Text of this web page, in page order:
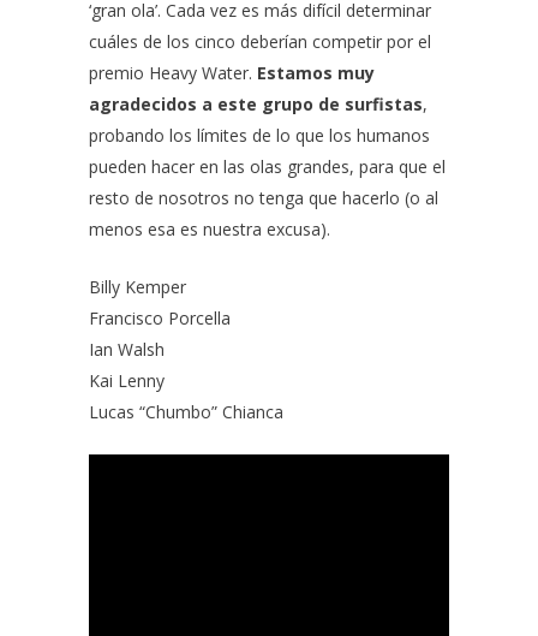
‘gran ola’. Cada vez es más difícil determinar
cuáles de los cinco deberían competir por el
premio Heavy Water. Estamos muy
agradecidos a este grupo de surfistas,
probando los límites de lo que los humanos
pueden hacer en las olas grandes, para que el
resto de nosotros no tenga que hacerlo (o al
menos esa es nuestra excusa).
Billy Kemper
Francisco Porcella
Ian Walsh
Kai Lenny
Lucas “Chumbo” Chianca